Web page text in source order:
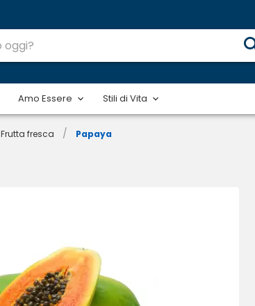
Amo Essere Stili di Vita
Frutta fresca / Papaya